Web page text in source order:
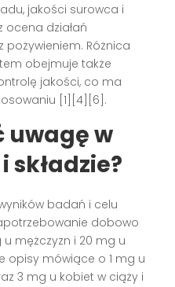
jakości surowca i
działań
Różnica
obejmuje także
jakości, co ma
[1][4][6].
uwagę w
badań i celu
dobowo
mężczyzn i 20 mg u
opisy mówiące o 1 mg u
3 mg u kobiet w ciąży i